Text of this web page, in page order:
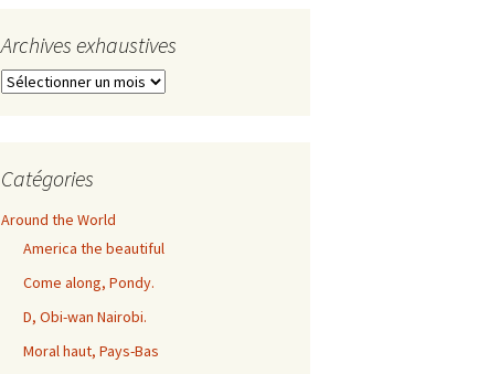
Archives exhaustives
Archives
Catégories
Around the World
America the beautiful
Come along, Pondy.
D, Obi-wan Nairobi.
Moral haut, Pays-Bas